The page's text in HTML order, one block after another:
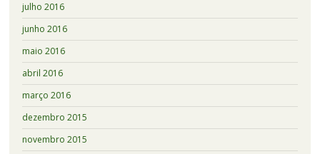
julho 2016
junho 2016
maio 2016
abril 2016
março 2016
dezembro 2015
novembro 2015